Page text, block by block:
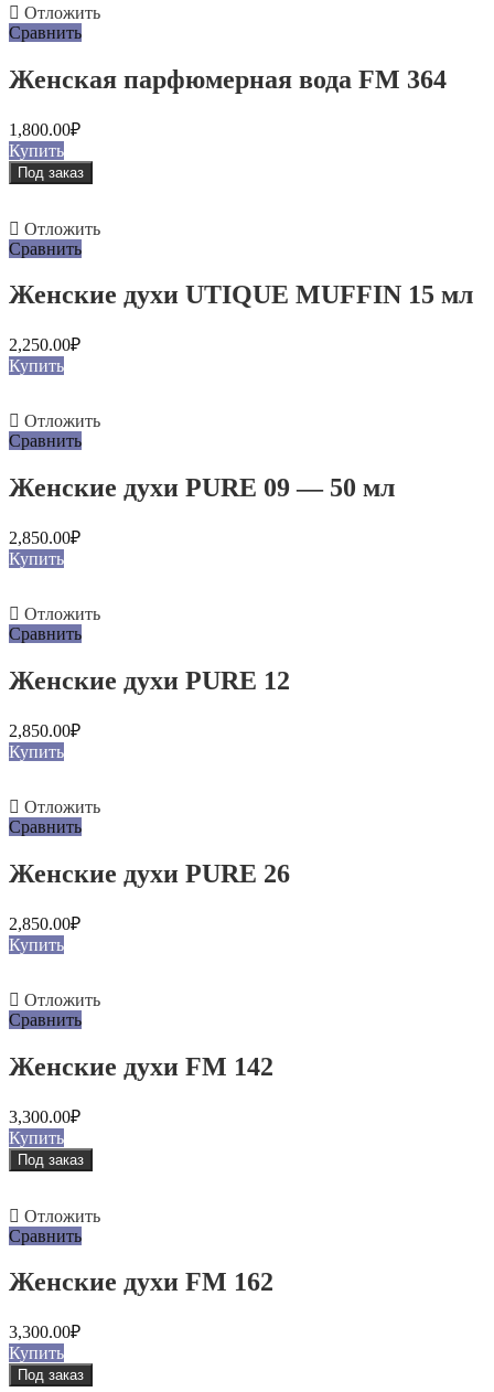
Отложить
Сравнить
Женская парфюмерная вода FM 364
1,800.00₽
Купить
Под заказ
Отложить
Сравнить
Женские духи UTIQUE MUFFIN 15 мл
2,250.00₽
Купить
Отложить
Сравнить
Женские духи PURE 09 — 50 мл
2,850.00₽
Купить
Отложить
Сравнить
Женские духи PURE 12
2,850.00₽
Купить
Отложить
Сравнить
Женские духи PURE 26
2,850.00₽
Купить
Отложить
Сравнить
Женские духи FM 142
3,300.00₽
Купить
Под заказ
Отложить
Сравнить
Женские духи FM 162
3,300.00₽
Купить
Под заказ